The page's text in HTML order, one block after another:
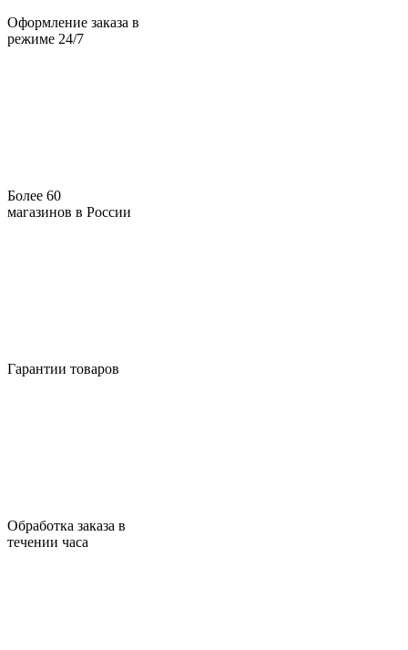
Оформление заказа в
режиме 24/7
Более 60
магазинов в России
Гарантии товаров
Обработка заказа в
течении часа